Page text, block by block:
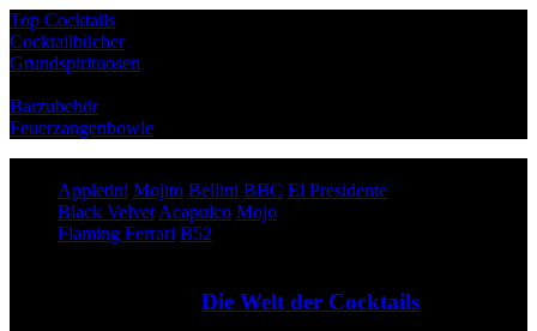
Top Cocktails
Cocktailbücher
Grundspirituosen
Barzubehör
Feuerzangenbowle
Appletini Mojito Bellini BBC El Presidente
Black Velvet Acapulco Mojo
Flaming Ferrari B52
Die Welt der Cocktails